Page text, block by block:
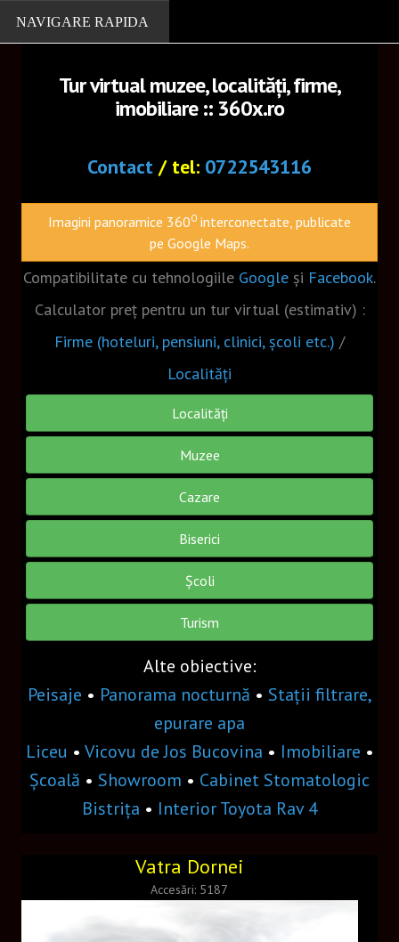
Cazare, restaurante
Firme
Biserici
Tarta
Cafea frappe
Tur virtual muzee, localități, firme,
imobiliare :: 360x.ro
Contact / tel: 0722543116
Imagini panoramice 3600 interconectate, publicate
pe Google Maps.
Compatibilitate cu tehnologiile Google și Facebook.
Calculator preț pentru un tur virtual (estimativ) :
Firme (hoteluri, pensiuni, clinici, școli etc.) /
Localități
Localități
Muzee
Cazare
Biserici
Școli
Turism
Alte obiective:
Peisaje • Panorama nocturnă • Stații filtrare,
epurare apa
Liceu • Vicovu de Jos Bucovina • Imobiliare •
Școală • Showroom • Cabinet Stomatologic
Bistrița • Interior Toyota Rav 4
Vatra Dornei
Accesări: 5187